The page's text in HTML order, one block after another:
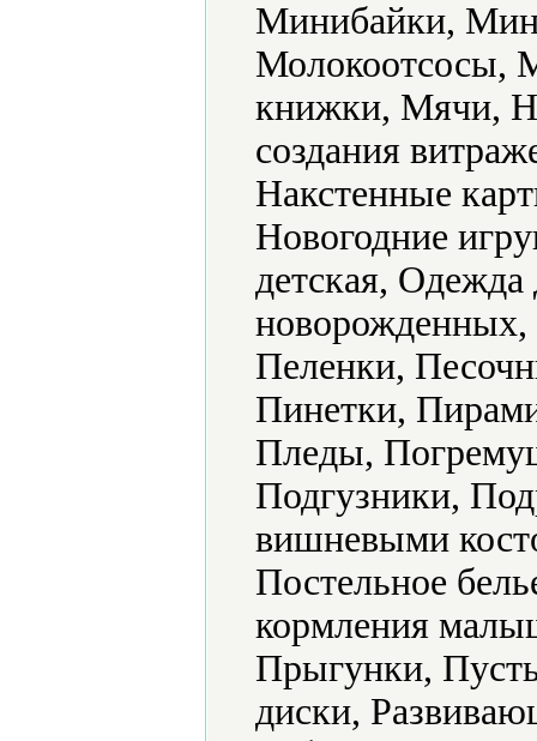
Минибайки,
Молокоотсосы,
книжки, Мячи,
создания
Накстенные
Новогодние
детская,
Пеленки,
Пинетки,
Пледы,
Подгузники,
вишневыми
Постельное
кормления
Прыгунки,
диски,